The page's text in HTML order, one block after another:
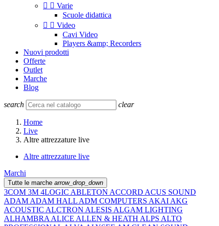
  Varie
Scuole didattica
  Video
Cavi Video
Players &amp; Recorders
Nuovi prodotti
Offerte
Outlet
Marche
Blog
search clear
Home
Live
Altre attrezzature live
Altre attrezzature live
Marchi
Tutte le marche arrow_drop_down
3COM 3M 4LOGIC ABLETON ACCORD ACUS SOUND
ADAM ADAM HALL ADM COMPUTERS AKAI AKG
ACOUSTIC ALCTRON ALESIS ALGAM LIGHTING
ALHAMBRA ALICE ALLEN & HEATH ALPS ALTO